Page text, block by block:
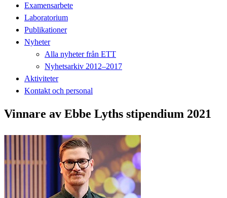
Examensarbete
Laboratorium
Publikationer
Nyheter
Alla nyheter från ETT
Nyhetsarkiv 2012–2017
Aktiviteter
Kontakt och personal
Vinnare av Ebbe Lyths stipendium 2021